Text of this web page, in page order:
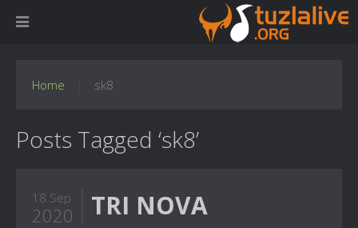
Home sk8
Posts Tagged ‘sk8’
18 Sep
2020
TRI NOVA